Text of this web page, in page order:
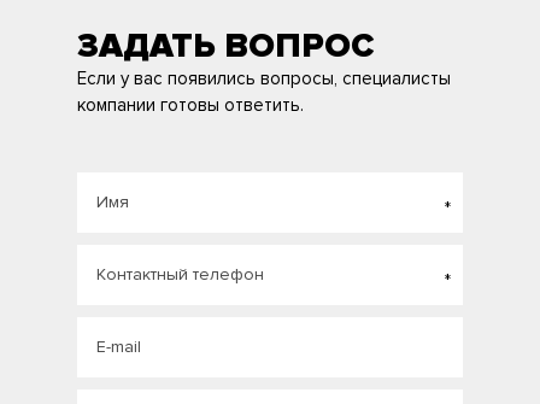
ЗАДАТЬ ВОПРОС
Если у вас появились вопросы, специалисты
компании готовы ответить.